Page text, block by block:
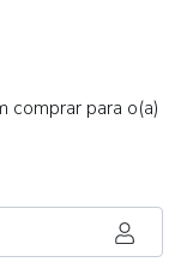
para o(a)